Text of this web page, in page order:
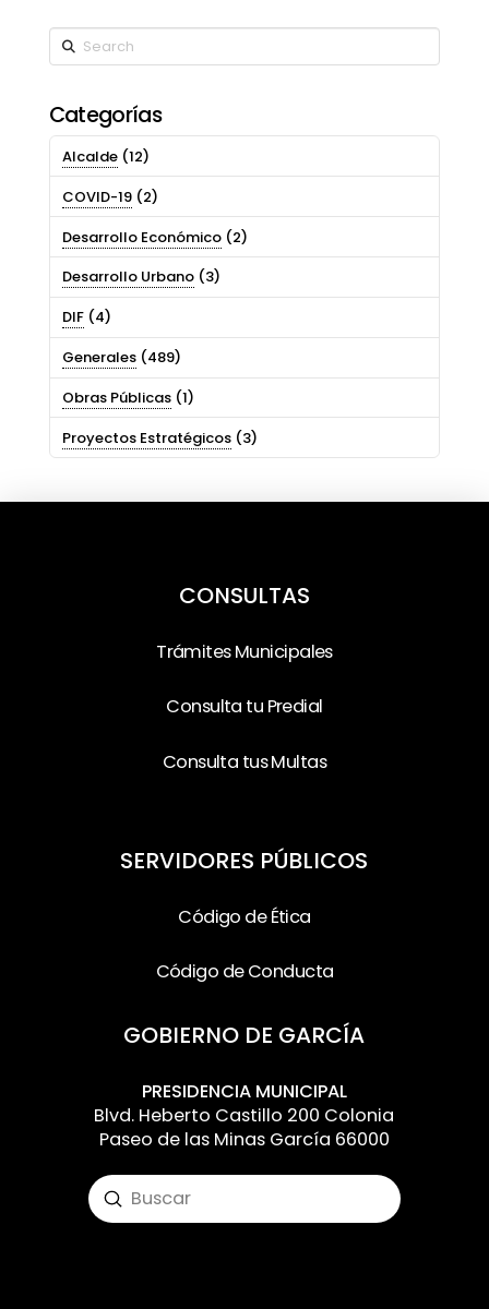
Search
Categorías
Alcalde(12)
COVID-19(2)
Desarrollo Económico(2)
Desarrollo Urbano(3)
DIF(4)
Generales(489)
Obras Públicas(1)
Proyectos Estratégicos(3)
CONSULTAS
Trámites Municipales
Consulta tu Predial
Consulta tus Multas
SERVIDORES PÚBLICOS
Código de Ética
Código de Conducta
GOBIERNO DE GARCÍA
PRESIDENCIA MUNICIPAL
Blvd. Heberto Castillo 200 Colonia
Paseo de las Minas García 66000
Search
Submit